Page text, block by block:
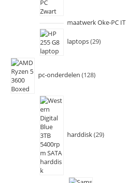
maatwerk Oke-PC IT
laptops 29
pc-onderdelen 128
harddisk 29